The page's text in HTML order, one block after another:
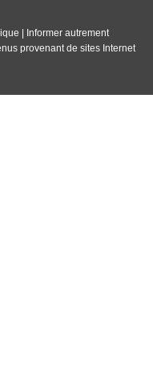
| Informer autrement
provenant de sites Internet